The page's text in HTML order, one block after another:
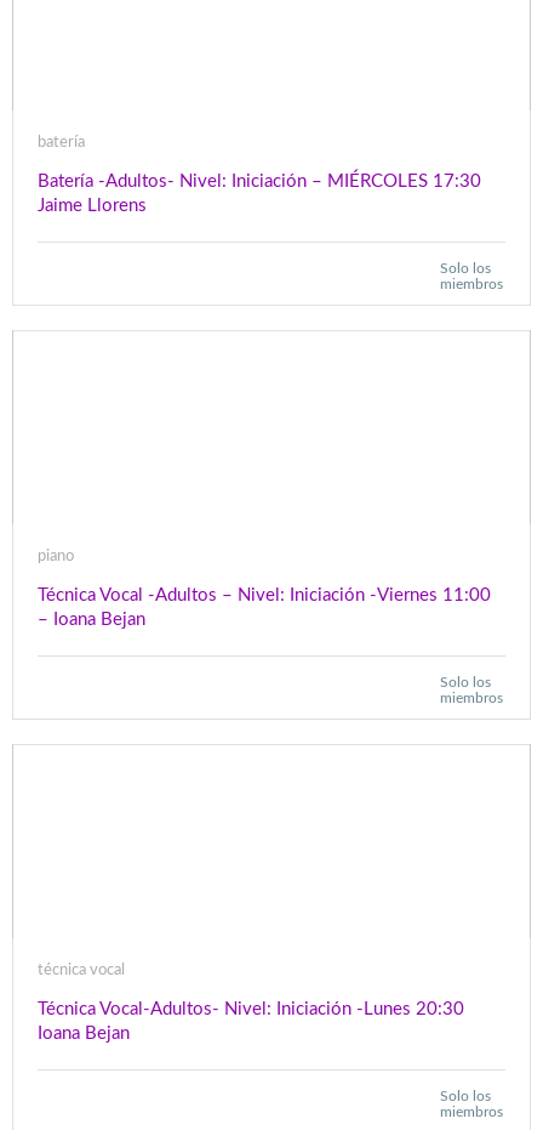
batería
Batería -Adultos- Nivel: Iniciación – MIÉRCOLES 17:30
Jaime Llorens
Solo los
miembros
piano
Técnica Vocal -Adultos – Nivel: Iniciación -Viernes 11:00
– Ioana Bejan
Solo los
miembros
técnica vocal
Técnica Vocal-Adultos- Nivel: Iniciación -Lunes 20:30
Ioana Bejan
Solo los
miembros